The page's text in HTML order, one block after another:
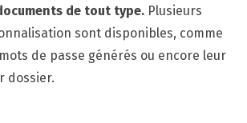
de tout type. Plusieurs
sont disponibles, comme
de passe générés ou encore leur
dossier.